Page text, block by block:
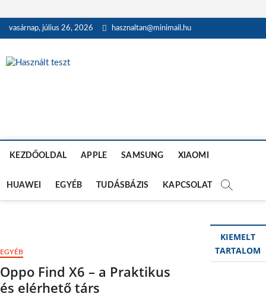
to
vasárnap, július 26, 2026 hasznaltan@minimail.hu
KEZDŐOLDAL APPLE SAMSUNG XIAOMI
HUAWEI EGYÉB TUDÁSBÁZIS KAPCSOLAT
EGYÉB
Oppo Find X6 – a Praktikus
és elérhető társ
KIEMELT
TARTALOM